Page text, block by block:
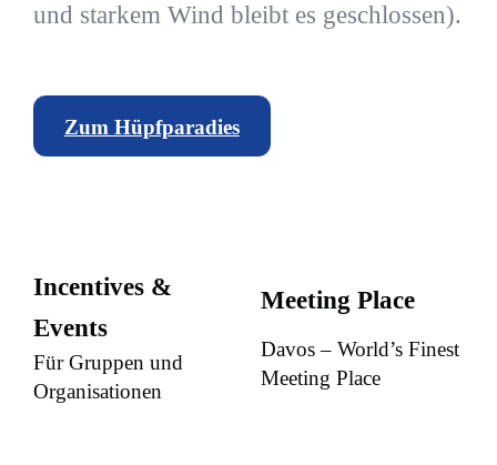
und starkem Wind bleibt es geschlossen).
Zum Hüpfparadies
Incentives &
Events
Für Gruppen und
Organisationen
Meeting Place
Davos – World’s Finest
Meeting Place